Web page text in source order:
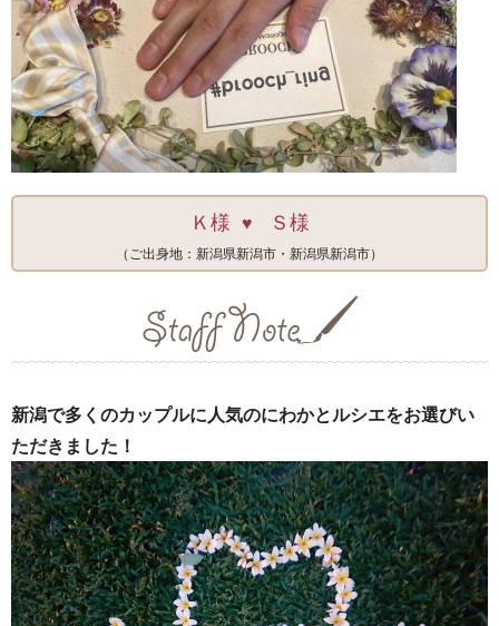
Ｋ様 ♥ Ｓ様
（ご出身地：新潟県新潟市・新潟県新潟市）
新潟で多くのカップルに人気のにわかとルシエをお選びい
ただきました！